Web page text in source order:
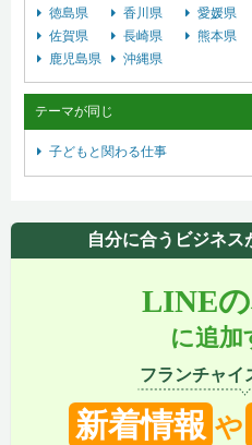
徳島県
香川県 愛媛県
佐賀県
長崎県 熊本県
鹿児島県
沖縄県
テーマが同じ
子どもと関わる仕事
自分に合うビジネス
LINE
に追加
フランチャイ
新着情報 や